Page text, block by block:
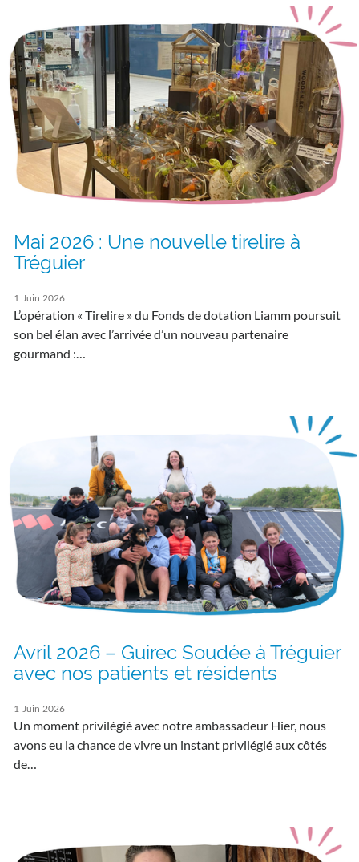
Mai 2026 : Une nouvelle tirelire à
Tréguier
1 Juin 2026
L’opération « Tirelire » du Fonds de dotation Liamm poursuit
son bel élan avec l’arrivée d’un nouveau partenaire
gourmand :…
Avril 2026 – Guirec Soudée à Tréguier
avec nos patients et résidents
1 Juin 2026
Un moment privilégié avec notre ambassadeur Hier, nous
avons eu la chance de vivre un instant privilégié aux côtés
de…